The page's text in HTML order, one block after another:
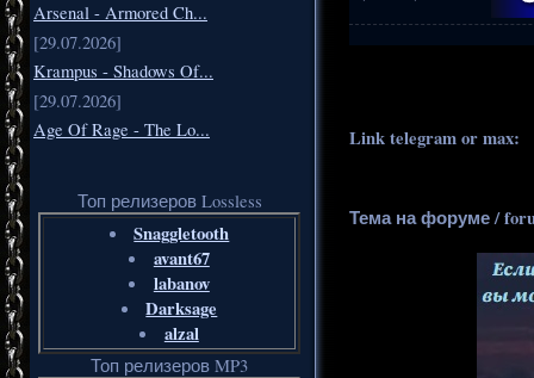
Arsenal - Armored Ch...
[29.07.2026]
Krampus - Shadows Of...
[29.07.2026]
Age Of Rage - The Lo...
Топ релизеров Lossless
Snaggletooth
avant67
labanov
Darksage
alzal
Топ релизеров MP3
Link telegram or max:
Тема на форуме /